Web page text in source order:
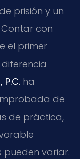
prisión y un
con
el primer
P.C. ha
de
de práctica,
pueden variar.